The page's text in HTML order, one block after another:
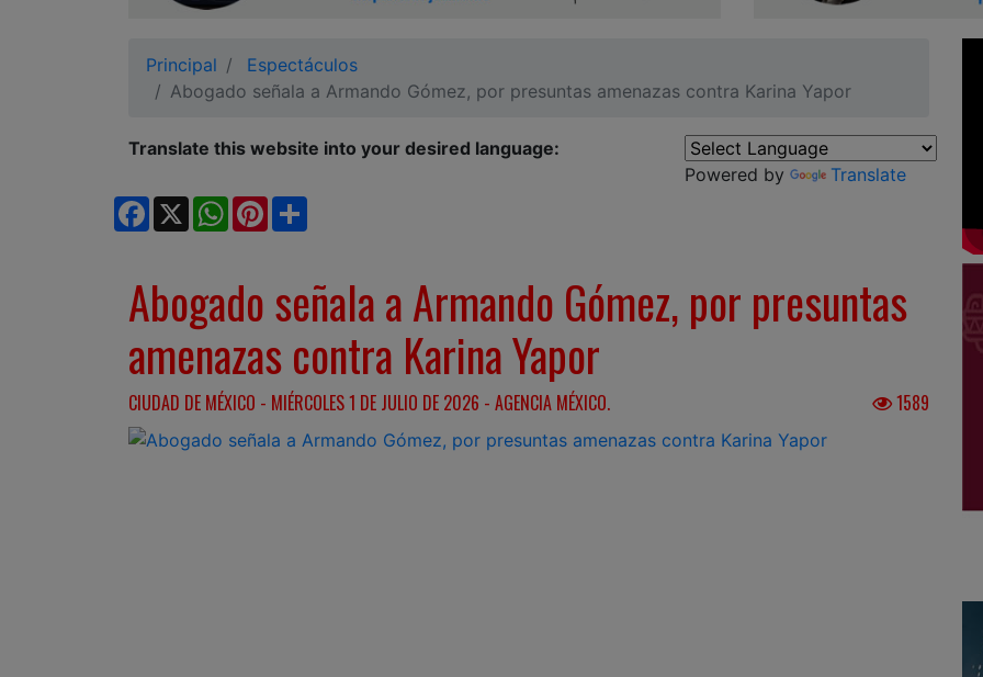
Principal
Espectáculos
Abogado señala a Armando Gómez, por presuntas amenazas contra Karina Yapor
Translate this website into your desired language:
Powered by
Translate
Facebook
X WhatsApp
Pinterest
Abogado señala a Armando Gómez, por presuntas
amenazas contra Karina Yapor
CIUDAD DE MÉXICO - MIÉRCOLES 1 DE JULIO DE 2026 - AGENCIA MÉXICO. 1589